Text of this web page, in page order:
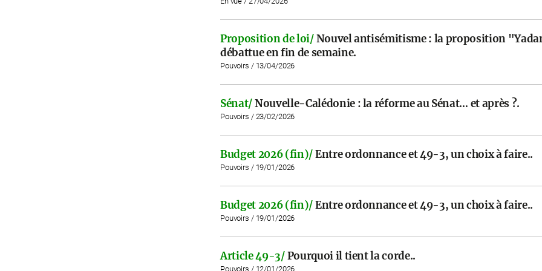
Proposition de loi/ Nouvel antisémitisme : la proposition
débattue en fin de semaine.
Pouvoirs / 13/04/2026
Sénat/Nouvelle-Calédonie : la réforme au Sénat… et après ?.
Pouvoirs / 23/02/2026
Budget 2026 (fin)/Entre ordonnance et 49-3, un choix à faire..
Pouvoirs / 19/01/2026
Budget 2026 (fin)/Entre ordonnance et 49-3, un choix à faire..
Pouvoirs / 19/01/2026
Article 49-3/ Pourquoi il tient la corde..
Pouvoirs / 12/01/2026